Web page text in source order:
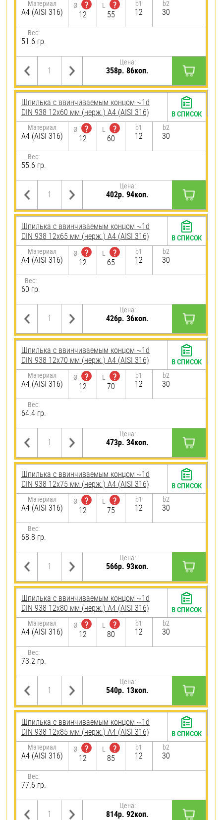
Материал
A4 (AISI 316)
Ø
?
12
L
?
55
b1
12
b2
30
Вес:
51.6 гр.
Цена:
358р. 86коп.
Шпилька c ввинчиваемым концом ~1d
DIN 938 12х60 мм (нерж.) A4 (AISI 316)
Материал
A4 (AISI 316)
Ø
?
12
L
?
60
b1
12
b2
30
Вес:
55.6 гр.
Цена:
402р. 94коп.
В СПИСОК
Шпилька c ввинчиваемым концом ~1d
DIN 938 12х65 мм (нерж.) A4 (AISI 316)
Материал
A4 (AISI 316)
Ø
?
12
L
?
65
b1
12
b2
30
Вес:
60 гр.
Цена:
426р. 36коп.
В СПИСОК
Шпилька c ввинчиваемым концом ~1d
DIN 938 12х70 мм (нерж.) A4 (AISI 316)
Материал
A4 (AISI 316)
Ø
?
12
L
?
70
b1
12
b2
30
Вес:
64.4 гр.
Цена:
473р. 34коп.
В СПИСОК
Шпилька c ввинчиваемым концом ~1d
DIN 938 12х75 мм (нерж.) A4 (AISI 316)
Материал
A4 (AISI 316)
Ø
?
12
L
?
75
b1
12
b2
30
Вес:
68.8 гр.
Цена:
566р. 93коп.
В СПИСОК
Шпилька c ввинчиваемым концом ~1d
DIN 938 12х80 мм (нерж.) A4 (AISI 316)
Материал
A4 (AISI 316)
Ø
?
12
L
?
80
b1
12
b2
30
Вес:
73.2 гр.
Цена:
540р. 13коп.
В СПИСОК
Шпилька c ввинчиваемым концом ~1d
DIN 938 12х85 мм (нерж.) A4 (AISI 316)
Материал
A4 (AISI 316)
Ø
?
12
L
?
85
b1
12
b2
30
Вес:
77.6 гр.
Цена:
814р. 92коп.
В СПИСОК